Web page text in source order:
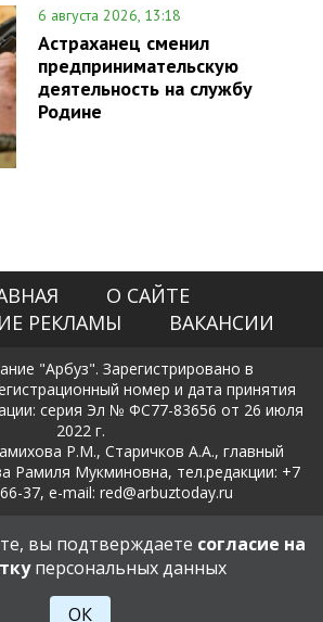
6 августа 2026, 13:18
Астраханец сменил
предпринимательскую
деятельность на службу
Родине
О САЙТЕ
РЕКЛАМЫ
ВАКАНСИИ
"Арбуз". Зарегистрировано в
номер и дата принятия
серия Эл № ФС77-83656 от 26 июля
2022 г.
Р.М., Старичков А.А., главный
Рамиля Мукминовна, тел.редакции: +7
37, e-mail: red@arbuztoday.ru
обработки и защиты персональных
данных
18+
вы подтверждаете согласие на
персональных данных
ОК